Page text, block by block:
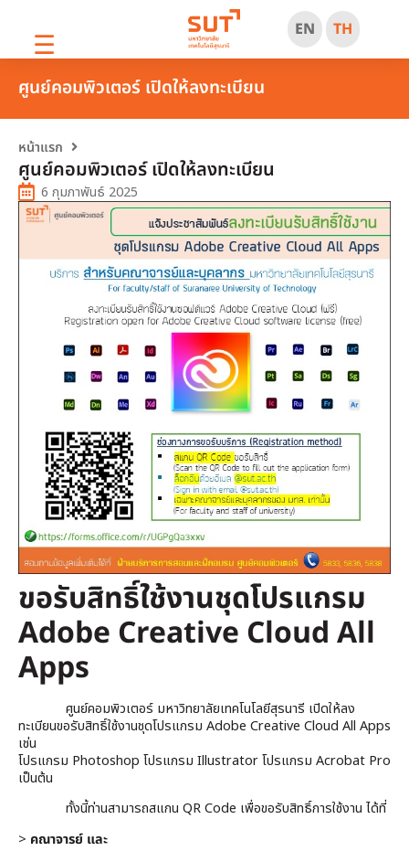
☰ EN TH
ศูนย์คอมพิวเตอร์ เปิดให้ลงทะเบียน
หน้าแรก
ศูนย์คอมพิวเตอร์ เปิดให้ลงทะเบียน
6 กุมภาพันธ์ 2025
ขอรับสิทธิ์ใช้งานชุดโปรแกรม
Adobe Creative Cloud All
Apps
ศูนย์คอมพิวเตอร์ มหาวิทยาลัยเทคโนโลยีสุรนารี เปิดให้ลง
ทะเบียนขอรับสิทธิ์ใช้งานชุดโปรแกรม Adobe Creative Cloud All Apps
เช่น
โปรแกรม Photoshop โปรแกรม Illustrator โปรแกรม Acrobat Pro
เป็นต้น
ทั้งนี้ท่านสามารถสแกน QR Code เพื่อขอรับสิทธิ์การใช้งาน ได้ที่
> คณาจารย์ และ